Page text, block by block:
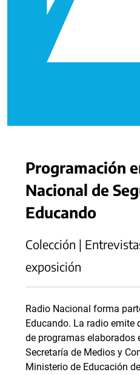
Programación
Nacional de
Educando
Colección |
exposición
Radio Nacional forma
Educando. La radio emite
de programas elaborados
Secretaría de Medios y
Ministerio de Educación